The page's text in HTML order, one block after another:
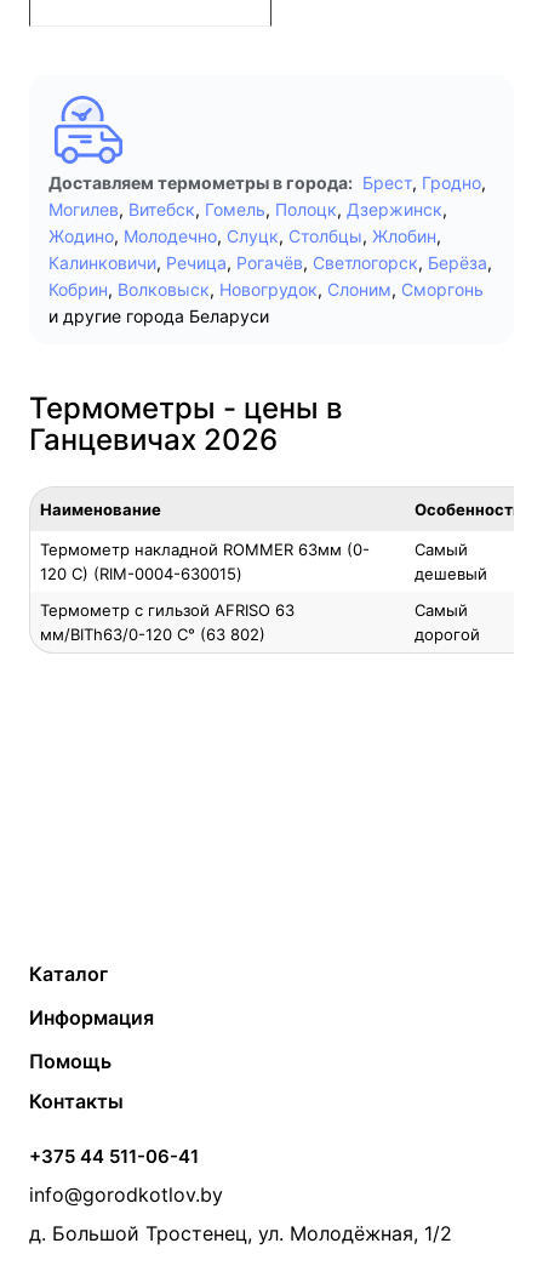
Доставляем термометры в города: Брест, Гродно,
Могилев, Витебск, Гомель, Полоцк, Дзержинск,
Жодино, Молодечно, Слуцк, Столбцы, Жлобин,
Калинковичи, Речица, Рогачёв, Светлогорск, Берёза,
Кобрин, Волковыск, Новогрудок, Слоним, Сморгонь
и другие города Беларуси
Термометры - цены в
Ганцевичах 2026
Наименование Особенность
Термометр накладной ROMMER 63мм (0-
120 С) (RIM-0004-630015)
Самый
дешевый
Термометр с гильзой AFRISO 63
мм/BITh63/0-120 С° (63 802)
Самый
дорогой
Каталог
Твердотопливные котлы
Электрические котлы
Банные печи
Камины и печи
Теплый пол
Радиаторы
Насосы
Дымоходы
Информация
Контакты
Статьи
Акции
Производители
Помощь
Монтаж систем отопления
Прайс по монтажу систем отопления
Проект систем отопления
Контакты
+375 44 511-06-41
info@gorodkotlov.by
д. Большой Тростенец, ул. Молодёжная, 1/2